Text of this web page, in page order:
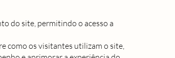
do site, permitindo o acesso a
como os visitantes utilizam o site,